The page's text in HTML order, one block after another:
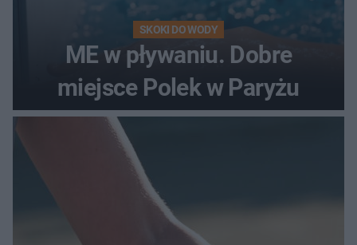
SKOKI DO WODY
ME w pływaniu. Dobre
miejsce Polek w Paryżu